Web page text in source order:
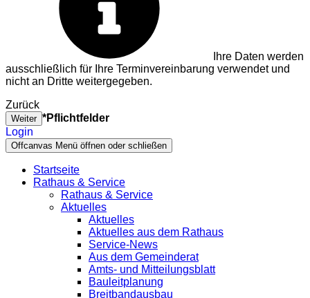
Ihre Daten werden
ausschließlich für Ihre Terminvereinbarung verwendet und
nicht an Dritte weitergegeben.
Zurück
Weiter *Pflichtfelder
Login
Offcanvas Menü öffnen oder schließen
Startseite
Rathaus & Service
Rathaus & Service
Aktuelles
Aktuelles
Aktuelles aus dem Rathaus
Service-News
Aus dem Gemeinderat
Amts- und Mitteilungsblatt
Bauleitplanung
Breitbandausbau